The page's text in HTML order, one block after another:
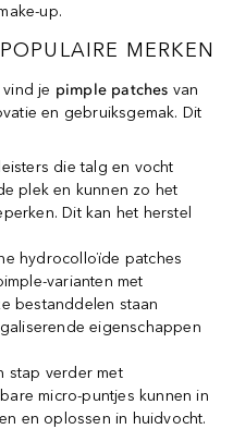
up.
MERKEN
je pimple patches van
en gebruiksgemak. Dit
die talg en vocht
plek en kunnen zo het
Dit kan het herstel
hydrocolloïde patches
varianten met
bestanddelen staan
eigenschappen
stap verder met
micro-puntjes kunnen in
en oplossen in huidvocht.